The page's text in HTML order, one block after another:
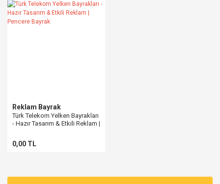
Reklam Bayrak
Türk Telekom Yelken Bayrakları
- Hazır Tasarım & Etkili Reklam |
0,00 TL